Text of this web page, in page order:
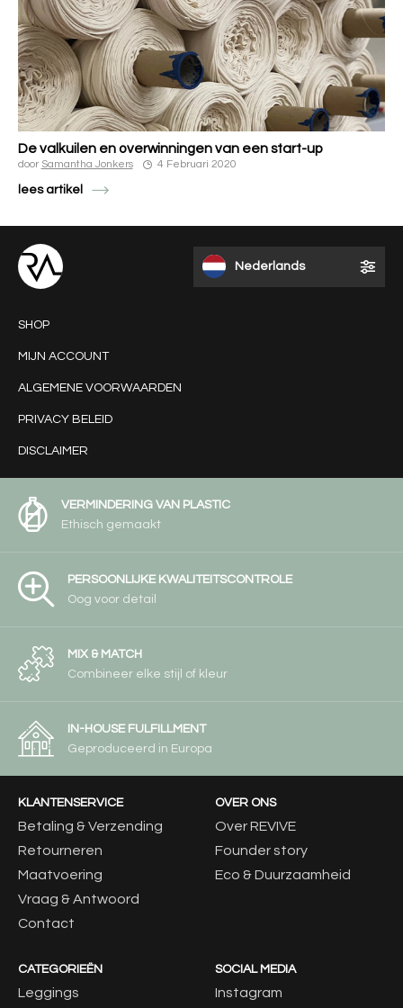
De valkuilen en overwinningen van een start-up
door Samantha Jonkers 4 Februari 2020
lees artikel
Nederlands
SHOP
MIJN ACCOUNT
ALGEMENE VOORWAARDEN
PRIVACY BELEID
DISCLAIMER
VERMINDERING VAN PLASTIC
Ethisch gemaakt
PERSOONLIJKE KWALITEITSCONTROLE
Oog voor detail
MIX & MATCH
Combineer elke stijl of kleur
IN-HOUSE FULFILLMENT
Geproduceerd in Europa
KLANTENSERVICE
Betaling & Verzending
Retourneren
Maatvoering
Vraag & Antwoord
Contact
OVER ONS
Over REVIVE
Founder story
Eco & Duurzaamheid
CATEGORIEËN
Leggings
SOCIAL MEDIA
Instagram